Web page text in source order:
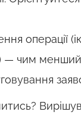
— чим менший